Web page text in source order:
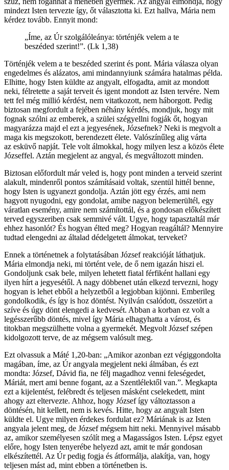
mindezt Isten tervezte így, őt választotta ki. Ezt hallva, Mária nem
kérdez tovább. Ennyit mond:
„Íme, az Úr szolgálóleánya: történjék velem a te
beszéded szerint!”. (Lk 1,38)
Történjék velem a te beszéded szerint és pont. Mária válasza olyan
engedelmes és alázatos, ami mindannyiunk számára hatalmas példa.
Elhitte, hogy Isten küldte az angyalt, elfogadta, amit az mondott
neki, félretette a saját terveit és igent mondott az Isten tervére. Nem
tett fel még millió kérdést, nem vitatkozott, nem háborgott. Pedig
biztosan megfordult a fejében néhány kérdés, mondjuk, hogy mit
fognak szólni az emberek, a szülei szégyellni fogják őt, hogyan
magyarázza majd el ezt a jegyesének, Józsefnek? Neki is megvolt a
maga kis megszokott, berendezett élete. Valószínűleg alig várta
az esküvő napját. Tele volt álmokkal, hogy milyen lesz a közös élete
Józseffel. Aztán megjelent az angyal, és megváltozott minden.
Biztosan előfordult már veled is, hogy pont minden a terveid szerint
alakult, mindenről pontos számításaid voltak, szentül hittél benne,
hogy Isten is ugyanezt gondolja. Aztán jött egy érzés, ami nem
hagyott nyugodni, egy gondolat, amibe nagyon belemerültél, egy
váratlan esemény, amire nem számítottál, és a gondosan előkészített
terved egyszeriben csak semmivé vált. Ugye, hogy tapasztaltál már
ehhez hasonlót? És hogyan élted meg? Hogyan reagáltál? Mennyire
tudtad elengedni az általad dédelgetett álmokat, terveket?
Ennek a történetnek a folytatásában József reakcióját láthatjuk.
Mária elmondja neki, mi történt vele, de ő nem igazán hiszi el.
Gondoljunk csak bele, milyen lehetett fiatal férfiként hallani egy
ilyen hírt a jegyesétől. A nagy döbbenet után elkezd tervezni, hogy
hogyan is lehet ebből a helyzetből a legjobban kijönni. Emberileg
gondolkodik, és így is hoz döntést. Nyilván csalódott, összetört a
szíve és úgy dönt elengedi a kedvesét. Abban a korban ez volt a
legésszerűbb döntés, mivel így Mária elhagyhatta a várost, és
titokban megszülhette volna a gyermekét. Megvolt József szépen
kidolgozott terve, de az mégsem valósult meg.
Ezt olvassuk a Máté 1,20-ban: „Amikor azonban ezt végiggondolta
magában, íme, az Úr angyala megjelent neki álmában, és ezt
mondta: József, Dávid fia, ne félj magadhoz venni feleségedet,
Máriát, mert ami benne fogant, az a Szentlélektől van.”. Megkapta
ezt a kijelentést, felébredt és teljesen másként cselekedett, mint
ahogy azt eltervezte. Ahhoz, hogy József így változtasson a
döntésén, hit kellett, nem is kevés. Hitte, hogy az angyalt Isten
küldte el. Ugye milyen érdekes fordulat ez? Máriának is az Isten
angyala jelent meg, de József mégsem hitt neki. Mennyivel másabb
az, amikor személyesen szólít meg a Magasságos Isten. Lépsz egyet
előre, hogy Isten tenyerébe helyezd azt, amit te már gondosan
elkészítettél. Az Úr pedig fogja és átformálja, alakítja, van, hogy
teljesen mást ad, mint ebben a történetben is.